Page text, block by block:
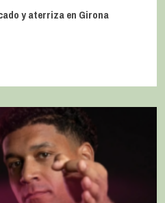
y aterriza en Girona